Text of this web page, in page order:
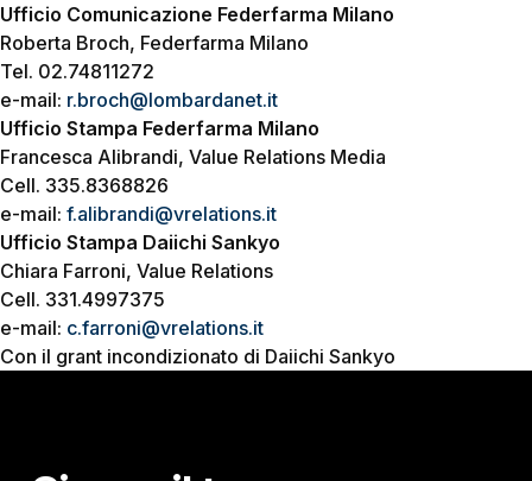
Ufficio Comunicazione Federfarma Milano
Roberta Broch, Federfarma Milano
Tel. 02.74811272
e-mail: r.broch@lombardanet.it
Ufficio Stampa Federfarma Milano
Francesca Alibrandi, Value Relations Media
Cell. 335.8368826
e-mail: f.alibrandi@vrelations.it
Ufficio Stampa Daiichi Sankyo
Chiara Farroni, Value Relations
Cell. 331.4997375
e-mail: c.farroni@vrelations.it
Con il grant incondizionato di Daiichi Sankyo